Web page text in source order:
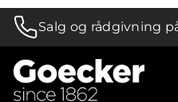
Salg og rådgivning